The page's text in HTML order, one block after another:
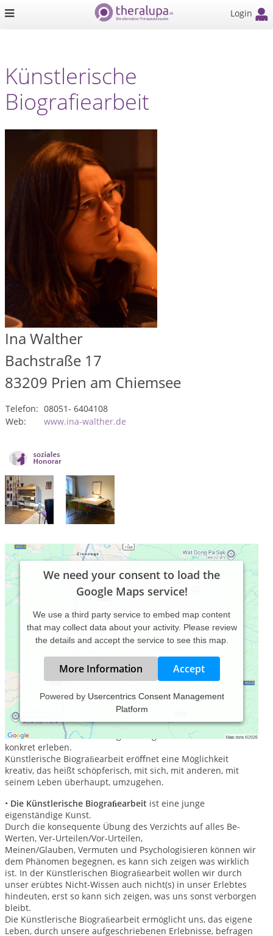
Login
Künstlerische
Biografiearbeit
Ina Walther
Bachstraße 17
83209 Prien am Chiemsee
Telefon: 08051- 6404108
Web:
www.ina-walther.de
We need your consent to load the
Google Maps service!
We use a third party service to embed map content
that may collect data about your activity. Please review
the details and accept the service to see this map.
More Information Accept
Powered by Usercentrics Consent Management
Platform
Die Biografie eines jeden Menschen ist ein Kunstwerk mit
unglaublichem Ausmaß, durch eine Rückschau und einen
besonderen Blick auf die eigene Biografie können wir dies
konkret erleben.
Künstlerische Biograﬁearbeit eröﬀnet eine Möglichkeit
kreativ, das heißt schöpferisch, mit sich, mit anderen, mit
seinem Leben überhaupt, umzugehen.
• Die Künstlerische Biograﬁearbeit ist eine junge
eigenständige Kunst.
Durch die konsequente Übung des Verzichts auf alles Be-
Werten, Ver-Urteilen/Vor-Urteilen,
Meinen/Glauben, Vermuten und Psychologisieren können wir
dem Phänomen begegnen, es kann sich zeigen was wirklich
ist. In der Künstlerischen Biograﬁearbeit wollen wir durch
unser erübtes Nicht-Wissen auch nicht(s) in unser Erlebtes
hindeuten, erst so kann sich zeigen, was uns sonst verborgen
bleibt.
Die Künstlerische Biograﬁearbeit ermöglicht uns, das eigene
Leben, durch unsere aufgeschriebenen Erlebnisse, befragen